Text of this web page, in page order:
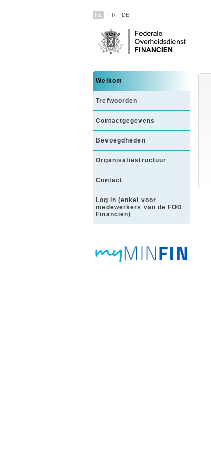
NL FR DE
Welkom
Trefwoorden
Contactgegevens
Bevoegdheden
Organisatiestructuur
Contact
Log in (enkel voor
medewerkers van de FOD
Financiën)